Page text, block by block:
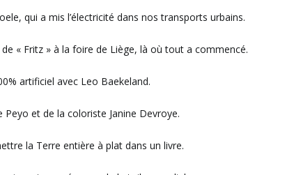
qui a mis l’électricité dans nos transports urbains.
« Fritz » à la foire de Liège, là où tout a commencé.
artificiel avec Leo Baekeland.
Peyo et de la coloriste Janine Devroye.
la Terre entière à plat dans un livre.